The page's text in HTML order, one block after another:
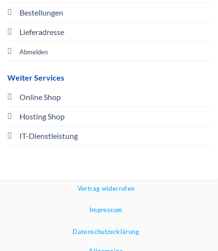
Bestellungen
Lieferadresse
Abmelden
Weiter Services
Online Shop
Hosting Shop
IT-Dienstleistung
Vertrag widerrufen
Impressum
Datenschutzerklärung